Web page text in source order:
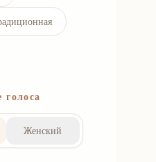
голоса
Женский